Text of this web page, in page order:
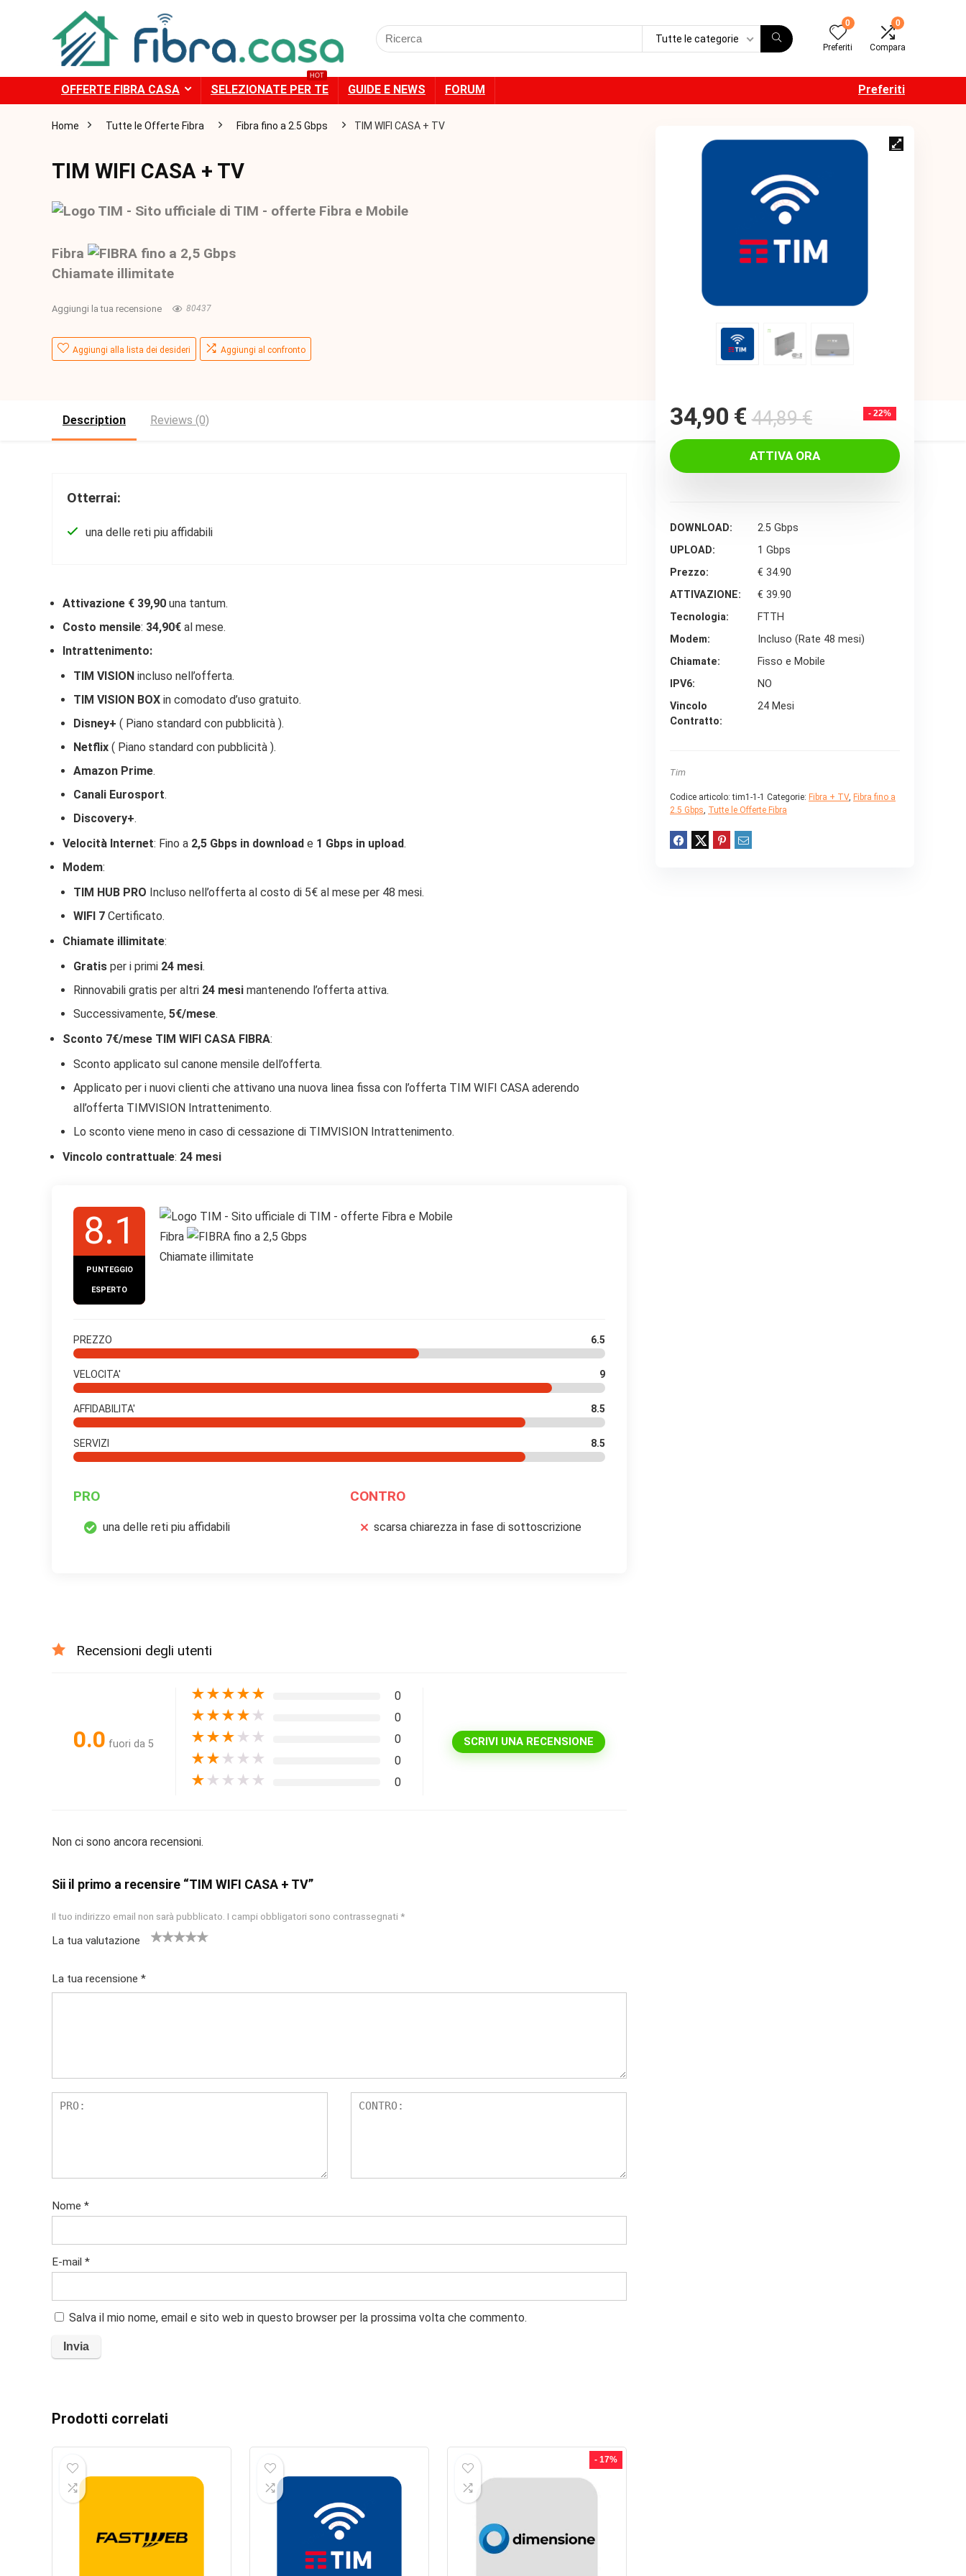
Cercare:
Tutte le categorie
0
Preferiti
0
Compara
OFFERTE FIBRA CASA SELEZIONATE PER TE
HOT
GUIDE E NEWS FORUM Preferiti
Home Tutte le Offerte Fibra Fibra fino a 2.5 Gbps TIM WIFI CASA + TV
TIM WIFI CASA + TV
- 22%
44,89€Original
price
was:
44,89 €.
34,90 € Current
price
is:
34,90 €.
ATTIVA ORA
DOWNLOAD
2.5 Gbps
UPLOAD
1 Gbps
Prezzo
€ 34.90
ATTIVAZIONE
€ 39.90
Tecnologia
FTTH
Modem
Incluso (Rate 48 mesi)
Chiamate
Fisso e Mobile
IPV6
NO
Vincolo
Contratto
24 Mesi
Tim
Codice articolo:tim1-1-1 Categorie: Fibra + TV, Fibra fino a
2.5 Gbps, Tutte le Offerte Fibra
Fibra
fino a 2,5 Gbps
Chiamate illimitate
Aggiungi la tua recensione 80437
Aggiungi alla lista dei desideri Aggiungi al confronto
Description Reviews (0)
Otterrai:
una delle reti piu affidabili
Attivazione € 39,90 una tantum.
Costo mensile: 34,90€ al mese.
Intrattenimento:
TIM VISION incluso nell’offerta.
TIM VISION BOX in comodato d’uso gratuito.
Disney+ ( Piano standard con pubblicità ).
Netflix ( Piano standard con pubblicità ).
Amazon Prime.
Canali Eurosport.
Discovery+.
Velocità Internet: Fino a 2,5 Gbps in download e 1 Gbps in upload.
Modem:
TIM HUB PRO Incluso nell’offerta al costo di 5€ al mese per 48 mesi.
WIFI 7 Certificato.
Chiamate illimitate:
Gratis per i primi 24 mesi.
Rinnovabili gratis per altri 24 mesi mantenendo l’offerta attiva.
Successivamente, 5€/mese.
Sconto 7€/mese TIM WIFI CASA FIBRA:
Sconto applicato sul canone mensile dell’offerta.
Applicato per i nuovi clienti che attivano una nuova linea fissa con l’offerta TIM WIFI CASA aderendo
all’offerta TIMVISION Intrattenimento.
Lo sconto viene meno in caso di cessazione di TIMVISION Intrattenimento.
Vincolo contrattuale: 24 mesi
8.1
PUNTEGGIO
ESPERTO
Fibra
fino a 2,5 Gbps
Chiamate illimitate
PREZZO 6.5
VELOCITA' 9
AFFIDABILITA' 8.5
SERVIZI 8.5
PRO
una delle reti piu affidabili
CONTRO
scarsa chiarezza in fase di sottoscrizione
Recensioni degli utenti
0.0 fuori da 5
★★★★★ 0
★★★★ ★ 0
★★★ ★ ★ 0
★★ ★ ★ ★ 0
★ ★ ★ ★ ★ 0
SCRIVI UNA RECENSIONE
Non ci sono ancora recensioni.
Sii il primo a recensire “TIM WIFI CASA + TV”
Il tuo indirizzo email non sarà pubblicato. I campi obbligatori sono contrassegnati *
La tua valutazione
La tua recensione *
Nome *
E-mail *
Salva il mio nome, email e sito web in questo browser per la prossima volta che commento.
Prodotti correlati
- 17%